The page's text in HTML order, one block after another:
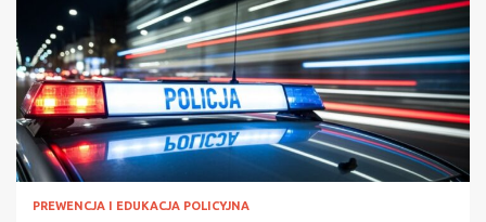
PREWENCJA I EDUKACJA POLICYJNA